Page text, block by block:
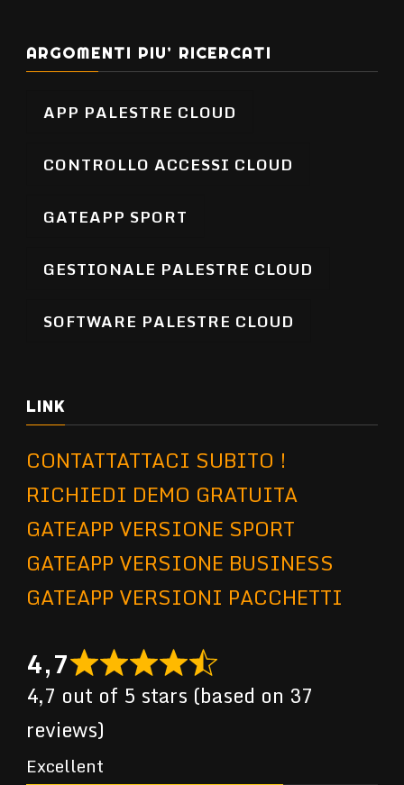
ARGOMENTI PIU’ RICERCATI
APP PALESTRE CLOUD
CONTROLLO ACCESSI CLOUD
GATEAPP SPORT
GESTIONALE PALESTRE CLOUD
SOFTWARE PALESTRE CLOUD
LINK
CONTATTATTACI SUBITO !
RICHIEDI DEMO GRATUITA
GATEAPP VERSIONE SPORT
GATEAPP VERSIONE BUSINESS
GATEAPP VERSIONI PACCHETTI
4,7
4,7 out of 5 stars (based on 37
reviews)
Excellent